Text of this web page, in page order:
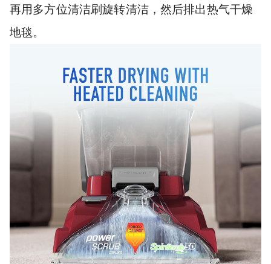
再用多方位清洁刷旋转清洁，然后排出热气干燥
地毯。